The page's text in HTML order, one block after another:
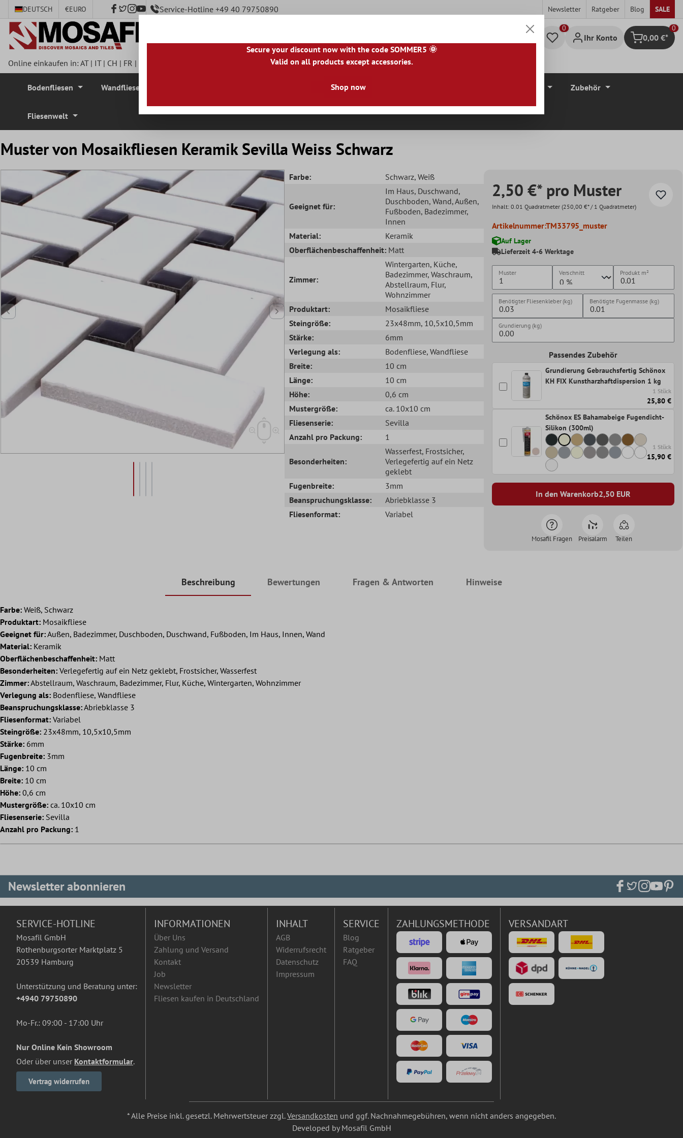
springen
DEUTSCH €EURO Service-Hotline +49 40 79750890 Newsletter Ratgeber Blog SALE
Ihr Konto Warenkorb
0
0,00 €*
Online einkaufen in:AT| IT| CH | FR | |PL| PT |FI |GR|RO |NO|HU|BG|HR|
Bodenfliesen Wandfliesen Terrassenplatten Zubehör
Fliesenwelt
Muster von Mosaikfliesen Keramik Sevilla Weiss Schwarz
Farbe: Schwarz, Weiß
Geeignet für:
Im Haus, Duschwand,
Duschboden, Wand, Außen,
Fußboden, Badezimmer,
Innen
Material:
Keramik
Oberflächenbeschaffenheit: Matt
Zimmer:
Wintergarten, Küche,
Badezimmer, Waschraum,
Abstellraum, Flur,
Wohnzimmer
Produktart:
Mosaikfliese
Steingröße:
23x48mm, 10,5x10,5mm
Stärke:
6mm
Verlegung als:
Bodenfliese, Wandfliese
Breite:
10 cm
Länge:
10 cm
Höhe:
0,6 cm
Mustergröße:
ca. 10x10 cm
Fliesenserie:
Sevilla
Anzahl pro Packung:
1
Besonderheiten:
Wasserfest, Frostsicher,
Verlegefertig auf ein Netz
geklebt
Fugenbreite:
3mm
Beanspruchungsklasse:
Abriebklasse 3
Fliesenformat:
Variabel
2,50 €* pro Muster
Inhalt: 0.01 Quadratmeter (250,00 €* / 1 Quadratmeter)
Artikelnummer:TM33795_muster
Auf Lager
Lieferzeit 4-6 Werktage
Muster Verschnitt Produkt m²
Benötigter Fliesenkleber (kg) Benötigte Fugenmasse (kg)
Grundierung (kg)
Passendes Zubehör
Grundierung Gebrauchsfertig Schönox
KH FIX Kunstharzhaftdispersion 1 kg
1 Stück
25,80 €
Schönox ES Bahamabeige Fugendicht-
Silikon (300ml)
1 Stück
15,90 €
In den Warenkorb2,50EUR
Mosafil Fragen Preisalarm Teilen
Beschreibung Bewertungen Fragen & Antworten Hinweise
Farbe: Weiß, Schwarz
Produktart: Mosaikfliese
Geeignet für:Außen, Badezimmer, Duschboden, Duschwand, Fußboden, Im Haus, Innen, Wand
Material: Keramik
Oberflächenbeschaffenheit: Matt
Besonderheiten: Verlegefertig auf ein Netz geklebt, Frostsicher, Wasserfest
Zimmer:Abstellraum, Waschraum, Badezimmer, Flur, Küche, Wintergarten, Wohnzimmer
Verlegung als: Bodenfliese, Wandfliese
Beanspruchungsklasse:Abriebklasse 3
Fliesenformat: Variabel
Steingröße: 23x48mm, 10,5x10,5mm
Stärke: 6mm
Fugenbreite: 3mm
Länge: 10 cm
Breite: 10 cm
Höhe: 0,6 cm
Mustergröße: ca. 10x10 cm
Fliesenserie: Sevilla
Anzahl pro Packung: 1
Newsletter abonnieren
SERVICE-HOTLINE
Mosafil GmbH
Rothenburgsorter Marktplatz 5
20539 Hamburg
Unterstützung und Beratung unter:
+4940 79750890
Mo-Fr.: 09:00 - 17:00 Uhr
Nur Online Kein Showroom
Oder über unser Kontaktformular.
Vertrag widerrufen
INFORMATIONEN
Über Uns
Zahlung und Versand
Kontakt
Job
Newsletter
Fliesen kaufen in Deutschland
INHALT
AGB
Widerrufsrecht
Datenschutz
Impressum
SERVICE
Blog
Ratgeber
FAQ
ZAHLUNGSMETHODE VERSANDART
* Alle Preise inkl. gesetzl. Mehrwertsteuer zzgl.Versandkosten und ggf. Nachnahmegebühren, wenn nicht anders angegeben.
Developed by Mosafil GmbH
Secure your discount now with the code SOMMER5 🌞
Valid on all products except accessories.
Shop now